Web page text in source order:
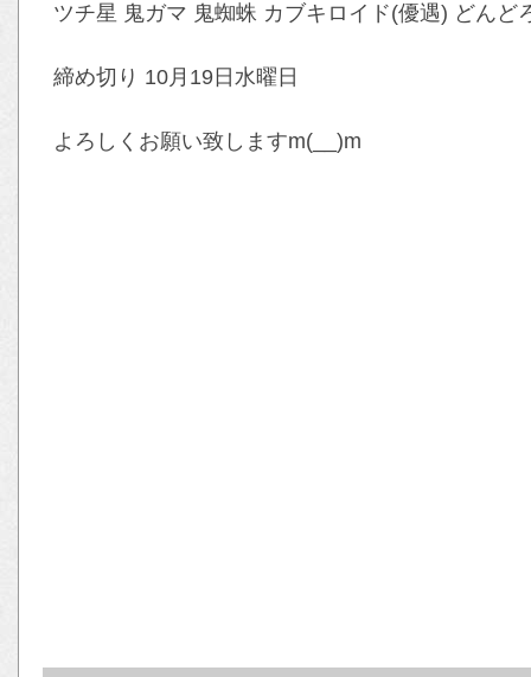
ツチ星 鬼ガマ 鬼蜘蛛 カブキロイド(優遇) どん
締め切り 10月19日水曜日
よろしくお願い致しますm(__)m